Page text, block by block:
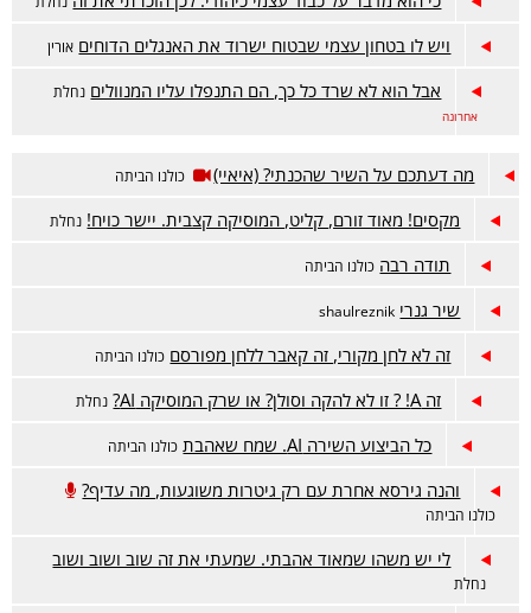
ויש לו בטחון עצמי שבטוח ישרוד את האנגלים הדוחים אורין
אבל הוא לא שרד כל כך, הם התנפלו עליו המנוולים נחלת
אחרונה
מה דעתכם על השיר שהכנתי? (איאיי) כולנו הביתה
מקסים! מאוד זורם, קליט, המוסיקה קצבית. יישר כויח! נחלת
תודה רבה כולנו הביתה
שיר גנרי shaulreznik
זה לא לחן מקורי, זה קאבר ללחן מפורסם כולנו הביתה
זה A! ? זו לא להקה וסולן? או שרק המוסיקה AI? נחלת
כל הביצוע השירה AI. שמח שאהבת כולנו הביתה
והנה גירסא אחרת עם רק גיטרות משוגעות, מה עדיף?
כולנו הביתה
לי יש משהו שמאוד אהבתי. שמעתי את זה שוב ושוב ושוב
נחלת